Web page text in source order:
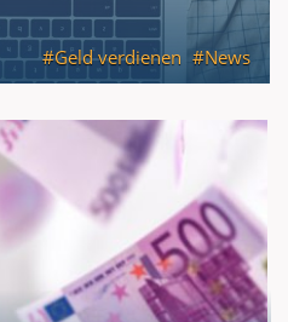
Geld verdienen
News